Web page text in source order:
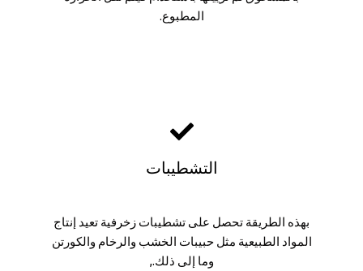
المطبوع.
التشطيبات
بهذه الطريقة تحصل على تشطيبات زخرفية تعيد إنتاج
المواد الطبيعية مثل حبيبات الخشب والرخام والكورتن
وما إلى ذلك.,